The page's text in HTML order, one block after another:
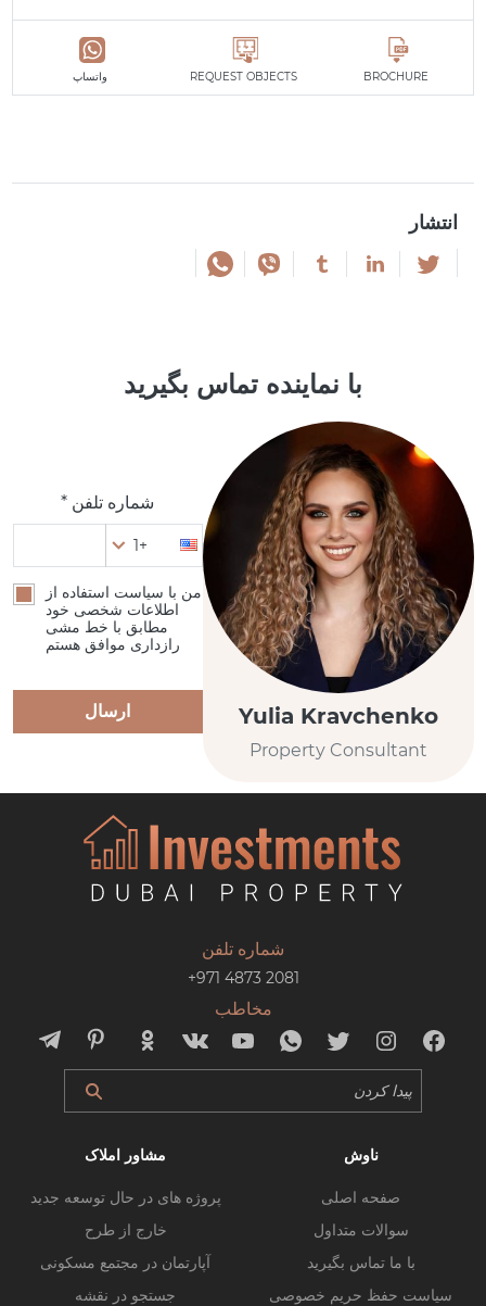
BROCHURE
REQUEST OBJECTS واتساپ
انتشار
با نماینده تماس بگیرید
Yulia Kravchenko
Property Consultant
شماره تلفن *
+1
من با سیاست استفاده از
اطلاعات شخصی خود
مطابق با خط مشی
رازداری موافق هستم
ارسال
شماره تلفن
+971 4873 2081
مخاطب
ناوش
صفحه اصلی
سوالات متداول
با ما تماس بگیرید
سیاست حفظ حریم خصوصی
مشاور املاک
پروژه های در حال توسعه جدید
خارج از طرح
آپارتمان در مجتمع مسکونی
جستجو در نقشه